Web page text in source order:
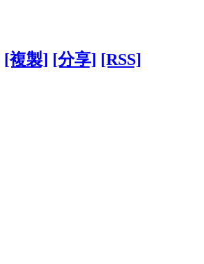
[複製] [分享] [RSS]